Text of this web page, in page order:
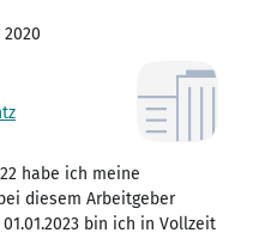
habe ich meine
diesem Arbeitgeber
bin ich in Vollzeit